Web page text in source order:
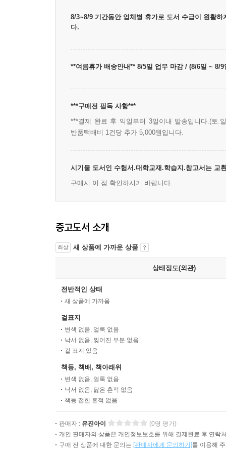
8/3~8/9 기간동안 업체별 휴가로 도서 수급이 원활
다.
**여름휴가 배송안내** 8/5일 업무 마감 / (8/6일 ~ 8/
***구매전 필독 사항***
***결제 완료 후 익일부터 3일이내 발송입니다.(토.
반품택배비 1건당 추가 5,000원입니다.
시기물 도서인 수험서.대학교재.학습지.참고서는 교
구매시 이 점 확인하시기 바랍니다.
중고도서 소개
최상 새 상품에 가까운 상품
상태정도(외관)
전반적인 상태
새 상품에 가까움
겉표지
변색 없음, 얼룩 없음
낙서 없음, 찢어진 부분 없음
겉 표지 있음
책등, 책배, 책아래위
변색 없음, 얼룩 없음
낙서 없음, 닳은 흔적 없음
책등 접힌 흔적 없음
판매자 : 유진아이
(0명 평가)
개인 판매자의 상품은 개인정보보호를 위해 결제완료 후 연락
구매 전 상품에 대한 문의는 [판매자에게 문의하기]를 이용해